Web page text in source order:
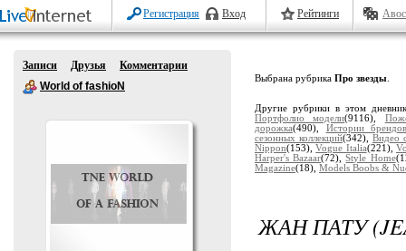
Регистрация Вход Рейтинги
Записи Друзья
Комментарии
World of fashioN
Выбрана рубрика Про звезды
Другие рубрики в этом
Портфолио модели(9116),
дорожка(490), Истории
сезонных коллекций(342), Видео
Nippon(153),Vogue Italia(221),
Harper's Bazaar(72),Style Home
Magazine(18), Models Boobs &
ЖАН ПАТУ